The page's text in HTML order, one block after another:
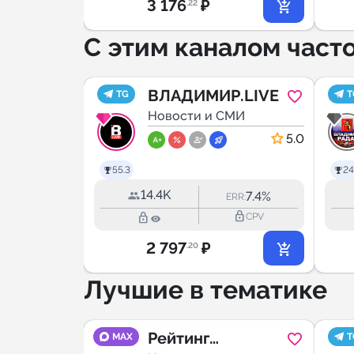
3 176.22 ₽
С этим каналом
TG
55.3
ВЛАДИМИР.LIVE
Новости и СМИ
5.0
14.4K ERR:7.4%
lock_outline lock_outlineCPV
2 797.20 ₽
Лучшие в тематике
MAX
Рейтинг